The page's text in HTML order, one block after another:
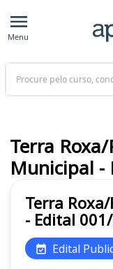
Menu
Buscar
Terra
- Edital
Edital
Terra
Municipal -